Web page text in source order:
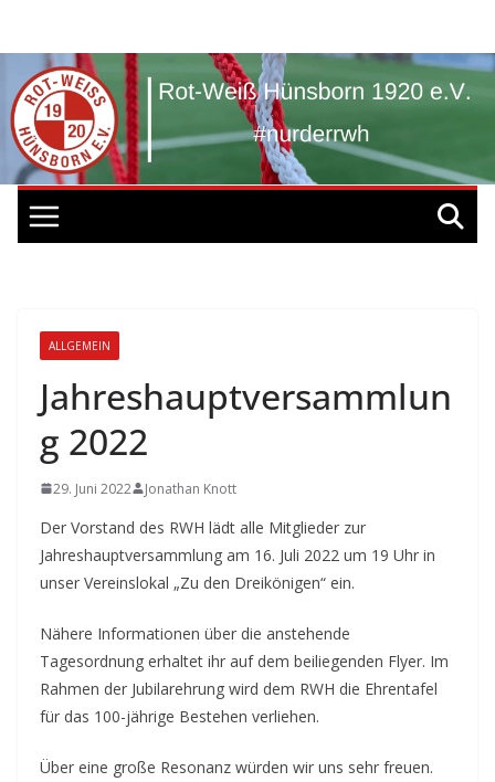
springen
ALLGEMEIN
Jahreshauptversammlun
g 2022
29. Juni 2022 Jonathan Knott
Der Vorstand des RWH lädt alle Mitglieder zur
Jahreshauptversammlung am 16. Juli 2022 um 19 Uhr in
unser Vereinslokal „Zu den Dreikönigen“ ein.
Nähere Informationen über die anstehende
Tagesordnung erhaltet ihr auf dem beiliegenden Flyer. Im
Rahmen der Jubilarehrung wird dem RWH die Ehrentafel
für das 100-jährige Bestehen verliehen.
Über eine große Resonanz würden wir uns sehr freuen.